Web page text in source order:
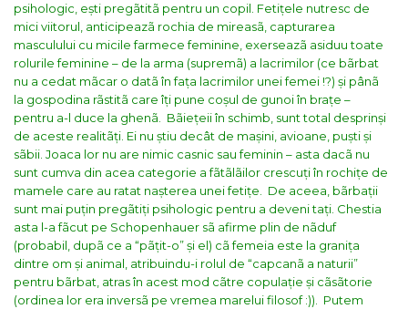
psihologic, ești pregãtitã pentru un copil. Fetițele nutresc de
mici viitorul, anticipeazã rochia de mireasã, capturarea
masculului cu micile farmece feminine, exerseazã asiduu toate
rolurile feminine – de la arma (supremã) a lacrimilor (ce bãrbat
nu a cedat mãcar o datã în fața lacrimilor unei femei !?) și pânã
la gospodina rãstitã care îți pune coșul de gunoi în brațe –
pentru a-l duce la ghenã.
Bãiețeii în schimb, sunt total desprinși
de aceste realitãți. Ei nu știu decât de mașini, avioane, puști și
sãbii. Joaca lor nu are nimic casnic sau feminin – asta dacã nu
sunt cumva din acea categorie a fãtãlãilor crescuți în rochițe de
mamele care au ratat nașterea unei fetițe.
De aceea, bãrbații
sunt mai puțin pregãtiți psihologic pentru a deveni tați. Chestia
asta l-a fãcut pe Schopenhauer sã afirme plin de nãduf
(probabil, dupã ce a “pãțit-o” și el) cã femeia este la granița
dintre om și animal, atribuindu-i rolul de “capcanã a naturii”
pentru bãrbat, atras în acest mod cãtre copulație și cãsãtorie
(ordinea lor era inversã pe vremea marelui filosof :)).
Putem